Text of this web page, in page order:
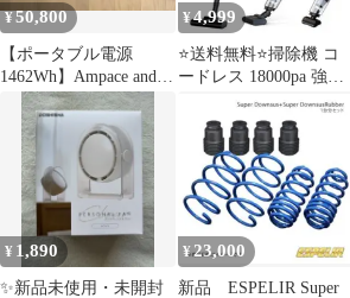
¥50,800
【ポータブル電源
1462Wh】Ampace andes
1500
¥4,999
⭐送料無料⭐掃除機 コ
ードレス 18000pa 強力
吸引 スティッククリー
ナー
¥ 1,890
✨新品未使用・未開封
¥23,000
新品 ESPELIR Super